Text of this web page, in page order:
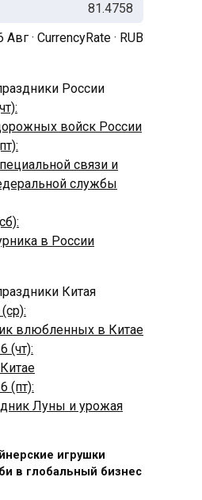
81.4758
Авг · CurrencyRate · RUB
России
войск России
связи и
службы
в России
Китая
влюбленных в Китае
(чт):
(пт):
Луны и урожая
игрушки
в глобальный бизнес